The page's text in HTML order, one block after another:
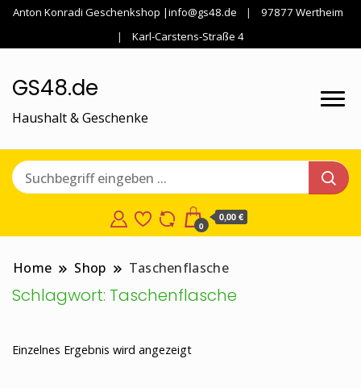
Anton Konradi Geschenkshop |info@gs48.de
97877 Wertheim
Karl-Carstens-Straße 4
GS48.de
Haushalt & Geschenke
0
0,00 €
Home Shop Taschenflasche
Schlagwort: Taschenflasche
Einzelnes Ergebnis wird angezeigt